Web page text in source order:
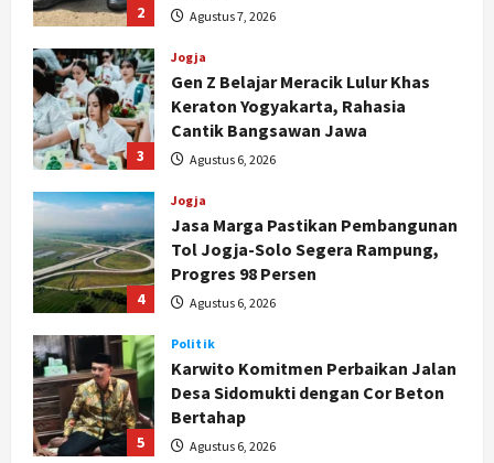
3 Agustus 6, 2026
4
Jogja
Jasa Marga Pastikan Pembangunan
Tol Jogja-Solo Segera Rampung,
Progres 98 Persen
Agustus 6, 2026
5
Politik
Karwito Komitmen Perbaikan Jalan
Desa Sidomukti dengan Cor Beton
Bertahap
Agustus 6, 2026
1
Politik
Cagar Budaya RSUD Soewondo Jadi
Sorotan, Hasil Kajian Tim Provinsi
Segera Keluar
Agustus 7, 2026